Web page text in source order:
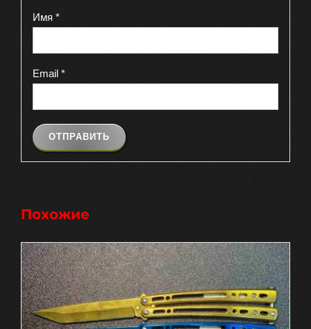
Имя *
Email *
Похожие